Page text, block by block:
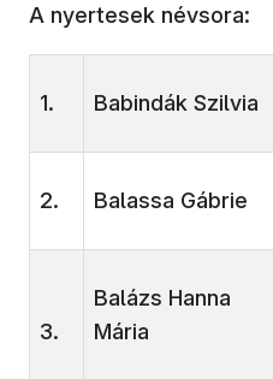
A nyertesek névsora:
1. Babindák Szilvia
2. Balassa Gábrie
3.
Balázs Hanna
Mária